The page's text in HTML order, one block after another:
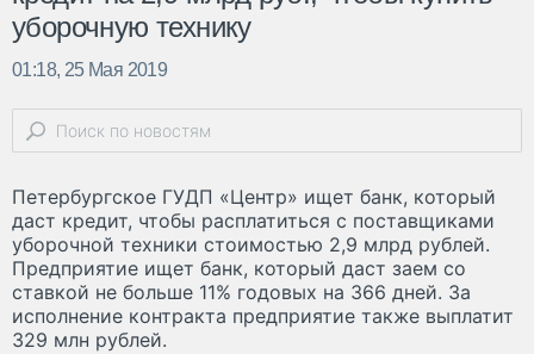
уборочную технику
01:18, 25 Мая 2019
Петербургское ГУДП «Центр» ищет банк, который
даст кредит, чтобы расплатиться с поставщиками
уборочной техники стоимостью 2,9 млрд рублей.
Предприятие ищет банк, который даст заем со
ставкой не больше 11% годовых на 366 дней. За
исполнение контракта предприятие также выплатит
329 млн рублей.